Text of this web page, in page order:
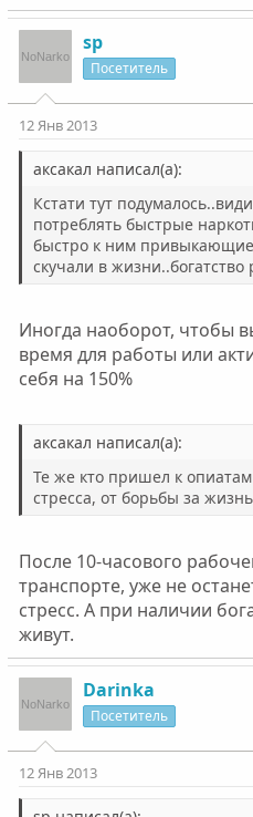
sp
Посетитель
12 Янв 2013
аксакал написал(а):
Кстати тут
потреблять быстрые
быстро к ним привыкающие
скучали в
Иногда наоборот, чтобы
время для работы или
себя на 150%
аксакал написал(а):
Те же кто пришел к
стресса, от борьбы за
После 10-часового
транспорте, уже не
стресс. А при наличии
живут.
Darinka
Посетитель
12 Янв 2013